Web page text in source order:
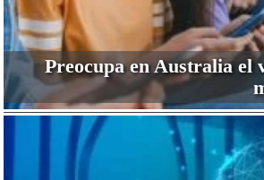
Preocupa en Australia el